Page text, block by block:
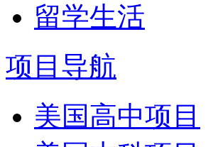
留学生活
项目导航
美国高中项目